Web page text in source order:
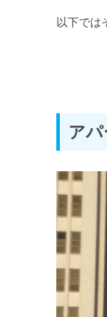
以下では
アパ